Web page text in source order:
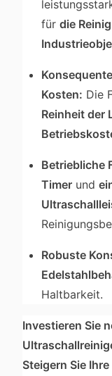
fürdie
Kosten: Die
Reinheit der
Betriebliche
Timer und
Robuste
Haltbarkeit.
Investieren Sie
Steigern Sie